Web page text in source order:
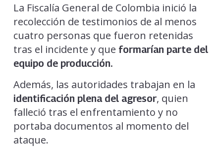
La Fiscalía General de Colombia inició la
recolección de testimonios de al menos
cuatro personas que fueron retenidas
tras el incidente y que formarían parte del
equipo de producción.
Además, las autoridades trabajan en la
identificación plena del agresor, quien
falleció tras el enfrentamiento y no
portaba documentos al momento del
ataque.